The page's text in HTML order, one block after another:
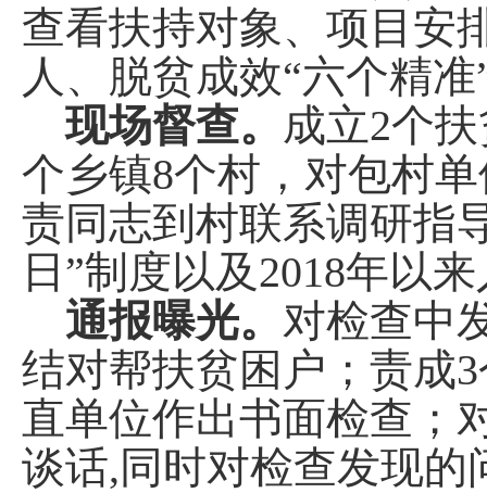
查看扶持对象、项目安
人、脱贫成效“六个精
现场督查。 成立2个
个乡镇8个村，对包村
责同志到村联系调研指
日”制度以及2018年以
通报曝光。 对检查中
结对帮扶贫困户；责成
直单位作出书面检查；
谈话,同时对检查发现